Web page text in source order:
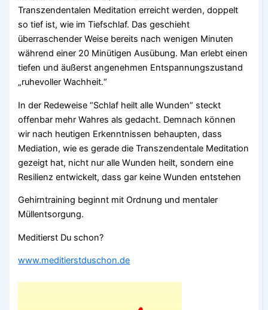
Transzendentalen Meditation erreicht werden, doppelt
so tief ist, wie im Tiefschlaf. Das geschieht
überraschender Weise bereits nach wenigen Minuten
während einer 20 Minütigen Ausübung. Man erlebt einen
tiefen und äußerst angenehmen Entspannungszustand
„ruhevoller Wachheit.“
In der Redeweise “Schlaf heilt alle Wunden” steckt
offenbar mehr Wahres als gedacht. Demnach können
wir nach heutigen Erkenntnissen behaupten, dass
Mediation, wie es gerade die Transzendentale Meditation
gezeigt hat, nicht nur alle Wunden heilt, sondern eine
Resilienz entwickelt, dass gar keine Wunden entstehen
Gehirntraining beginnt mit Ordnung und mentaler
Müllentsorgung.
Meditierst Du schon?
www.meditierstduschon.de